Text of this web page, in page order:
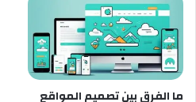
ما الفرق بين تصميم المواقع